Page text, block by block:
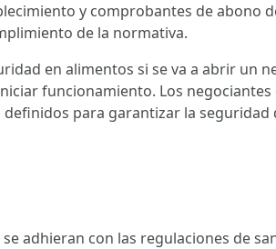
y comprobantes de abono
de la normativa.
en alimentos si se va a abrir un
funcionamiento. Los negociantes
para garantizar la seguridad
adhieran con las regulaciones de